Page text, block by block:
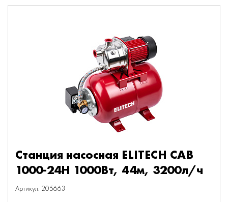
Станция насосная ELITECH САВ
1000-24Н 1000Вт, 44м, 3200л/ч
Артикул: 205663